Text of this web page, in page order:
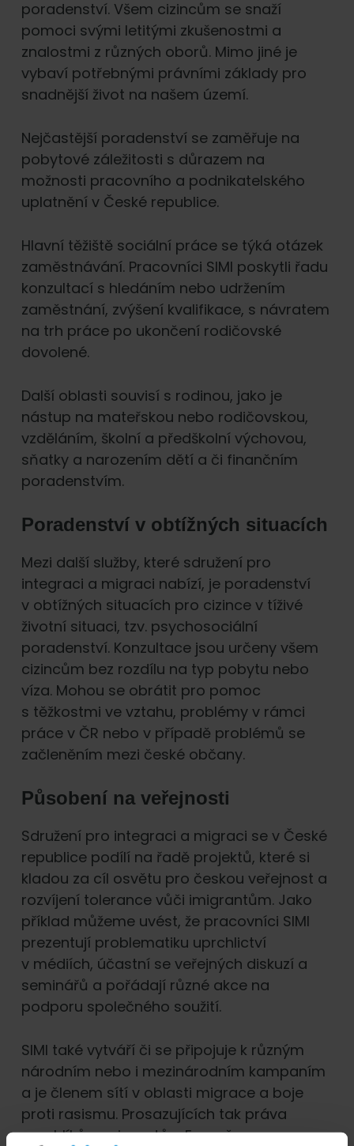
poradenství. Všem cizincům se snaží
pomoci svými letitými zkušenostmi a
znalostmi z různých oborů. Mimo jiné je
vybaví potřebnými právními základy pro
snadnější život na našem území.
Nejčastější poradenství se zaměřuje na
pobytové záležitosti s důrazem na
možnosti pracovního a podnikatelského
uplatnění v České republice.
Hlavní těžiště sociální práce se týká otázek
zaměstnávání. Pracovníci SIMI poskytli řadu
konzultací s hledáním nebo udržením
zaměstnání, zvýšení kvalifikace, s návratem
na trh práce po ukončení rodičovské
dovolené.
Další oblasti souvisí s rodinou, jako je
nástup na mateřskou nebo rodičovskou,
vzděláním, školní a předškolní výchovou,
sňatky a narozením dětí a či finančním
poradenstvím.
Poradenství v obtížných situacích
Mezi další služby, které sdružení pro
integraci a migraci nabízí, je poradenství
v obtížných situacích pro cizince v tíživé
životní situaci, tzv. psychosociální
poradenství. Konzultace jsou určeny všem
cizincům bez rozdílu na typ pobytu nebo
víza. Mohou se obrátit pro pomoc
s těžkostmi ve vztahu, problémy v rámci
práce v ČR nebo v případě problémů se
začleněním mezi české občany.
Působení na veřejnosti
Sdružení pro integraci a migraci se v České
republice podílí na řadě projektů, které si
kladou za cíl osvětu pro českou veřejnost a
rozvíjení tolerance vůči imigrantům. Jako
příklad můžeme uvést, že pracovníci SIMI
prezentují problematiku uprchlictví
v médiích, účastní se veřejných diskuzí a
seminářů a pořádají různé akce na
podporu společného soužití.
SIMI také vytváří či se připojuje k různým
národním nebo i mezinárodním kampaním
a je členem sítí v oblasti migrace a boje
proti rasismu. Prosazujících tak práva
uprchlíků a migrantů v Evropě.